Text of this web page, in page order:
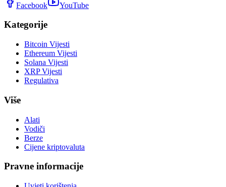
Facebook YouTube
Kategorije
Bitcoin Vijesti
Ethereum Vijesti
Solana Vijesti
XRP Vijesti
Regulativa
Više
Alati
Vodiči
Berze
Cijene kriptovaluta
Pravne informacije